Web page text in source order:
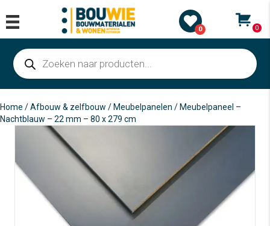
0 0
Producten
zoeken
Home /Afbouw & zelfbouw / Meubelpanelen / Meubelpaneel –
Nachtblauw – 22 mm – 80 x 279 cm